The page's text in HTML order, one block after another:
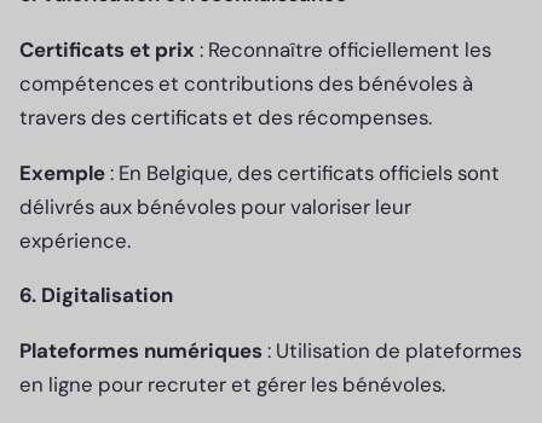
Certificats et prix : Reconnaître officiellement les
compétences et contributions des bénévoles à
travers des certificats et des récompenses.
Exemple: En Belgique, des certificats officiels sont
délivrés aux bénévoles pour valoriser leur
expérience.
6. Digitalisation
Plateformes numériques : Utilisation de plateformes
en ligne pour recruter et gérer les bénévoles.